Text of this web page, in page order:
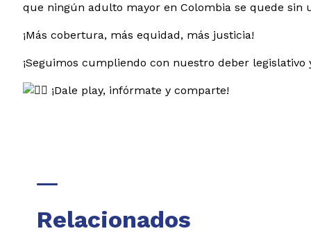
que ningún adulto mayor en Colombia se quede sin
¡Más cobertura, más equidad, más justicia!
¡Seguimos cumpliendo con nuestro deber
¡Dale play, infórmate y comparte!
Relacionados